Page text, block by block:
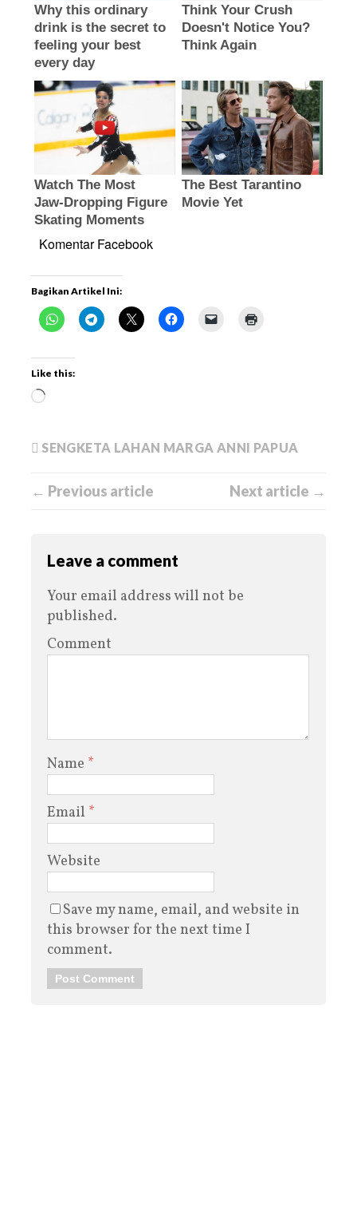
Komentar Facebook
Bagikan Artikel Ini:
Like this:
SENGKETA LAHAN MARGA ANNI PAPUA
← Previous article Next article →
Leave a comment
Your email address will not be
published.
Comment
Name *
Email *
Website
Save my name, email, and website in
this browser for the next time I
comment.